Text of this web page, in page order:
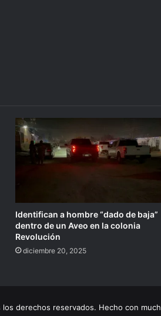
Identifican a hombre “dado de baja”
dentro de un Aveo en la colonia
Revolución
diciembre 20, 2025
derechos reservados. Hecho con